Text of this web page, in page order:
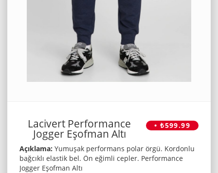
• ₺599.99
Lacivert Performance
Jogger Eşofman Altı
Açıklama: Yumuşak performans polar örgü. Kordonlu
bağcıklı elastik bel. Ön eğimli cepler. Performance
Jogger Eşofman Altı